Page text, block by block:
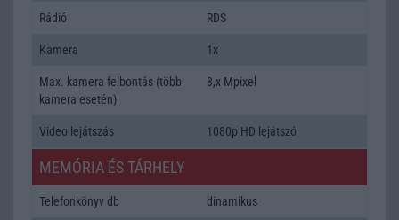
Rádió RDS
Kamera 1x
Max. kamera felbontás (több
kamera esetén)
8,x Mpixel
Video lejátszás 1080p HD lejátszó
MEMÓRIA ÉS TÁRHELY
Telefonkönyv db dinamikus